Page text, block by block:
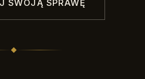
SWOJĄ SPRAWĘ